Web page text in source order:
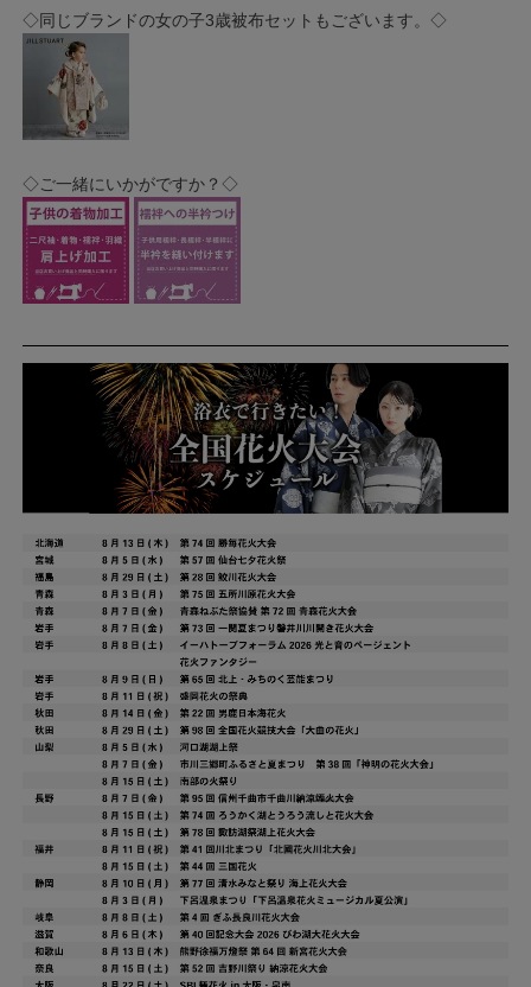
◇同じブランドの女の子3歳被布セットもございます。◇
◇ご一緒にいかがですか？◇